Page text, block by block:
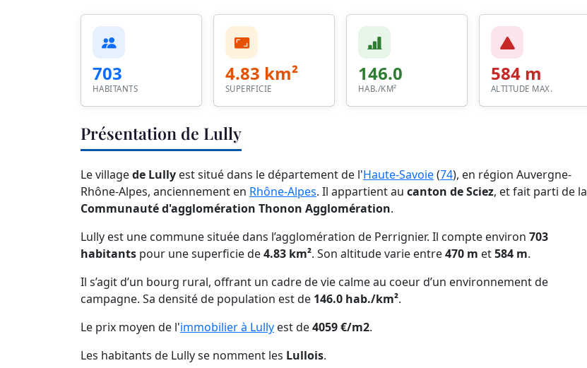
703
HABITANTS
4.83 km²
SUPERFICIE
146.0
HAB./KM²
584 m
ALTITUDE MAX.
Présentation de Lully
Le villagede Lully est situé dans le département de l'Haute-Savoie(74), en région Auvergne-
Rhône-Alpes, anciennement en Rhône-Alpes. Il appartient au canton de Sciez, et fait parti de la
Communauté d'agglomération Thonon Agglomération.
Lully est une commune située dans l’agglomération de Perrignier. Il compte environ 703
habitants pour une superficie de4.83 km². Son altitude varie entre470 m et584 m.
Il s’agit d’un bourg rural, offrant un cadre de vie calme au coeur d’un environnement de
campagne. Sa densité de population est de 146.0 hab./km².
Le prix moyen de l'immobilier à Lully est de4059 €/m2.
Les habitants de Lully se nomment les Lullois.